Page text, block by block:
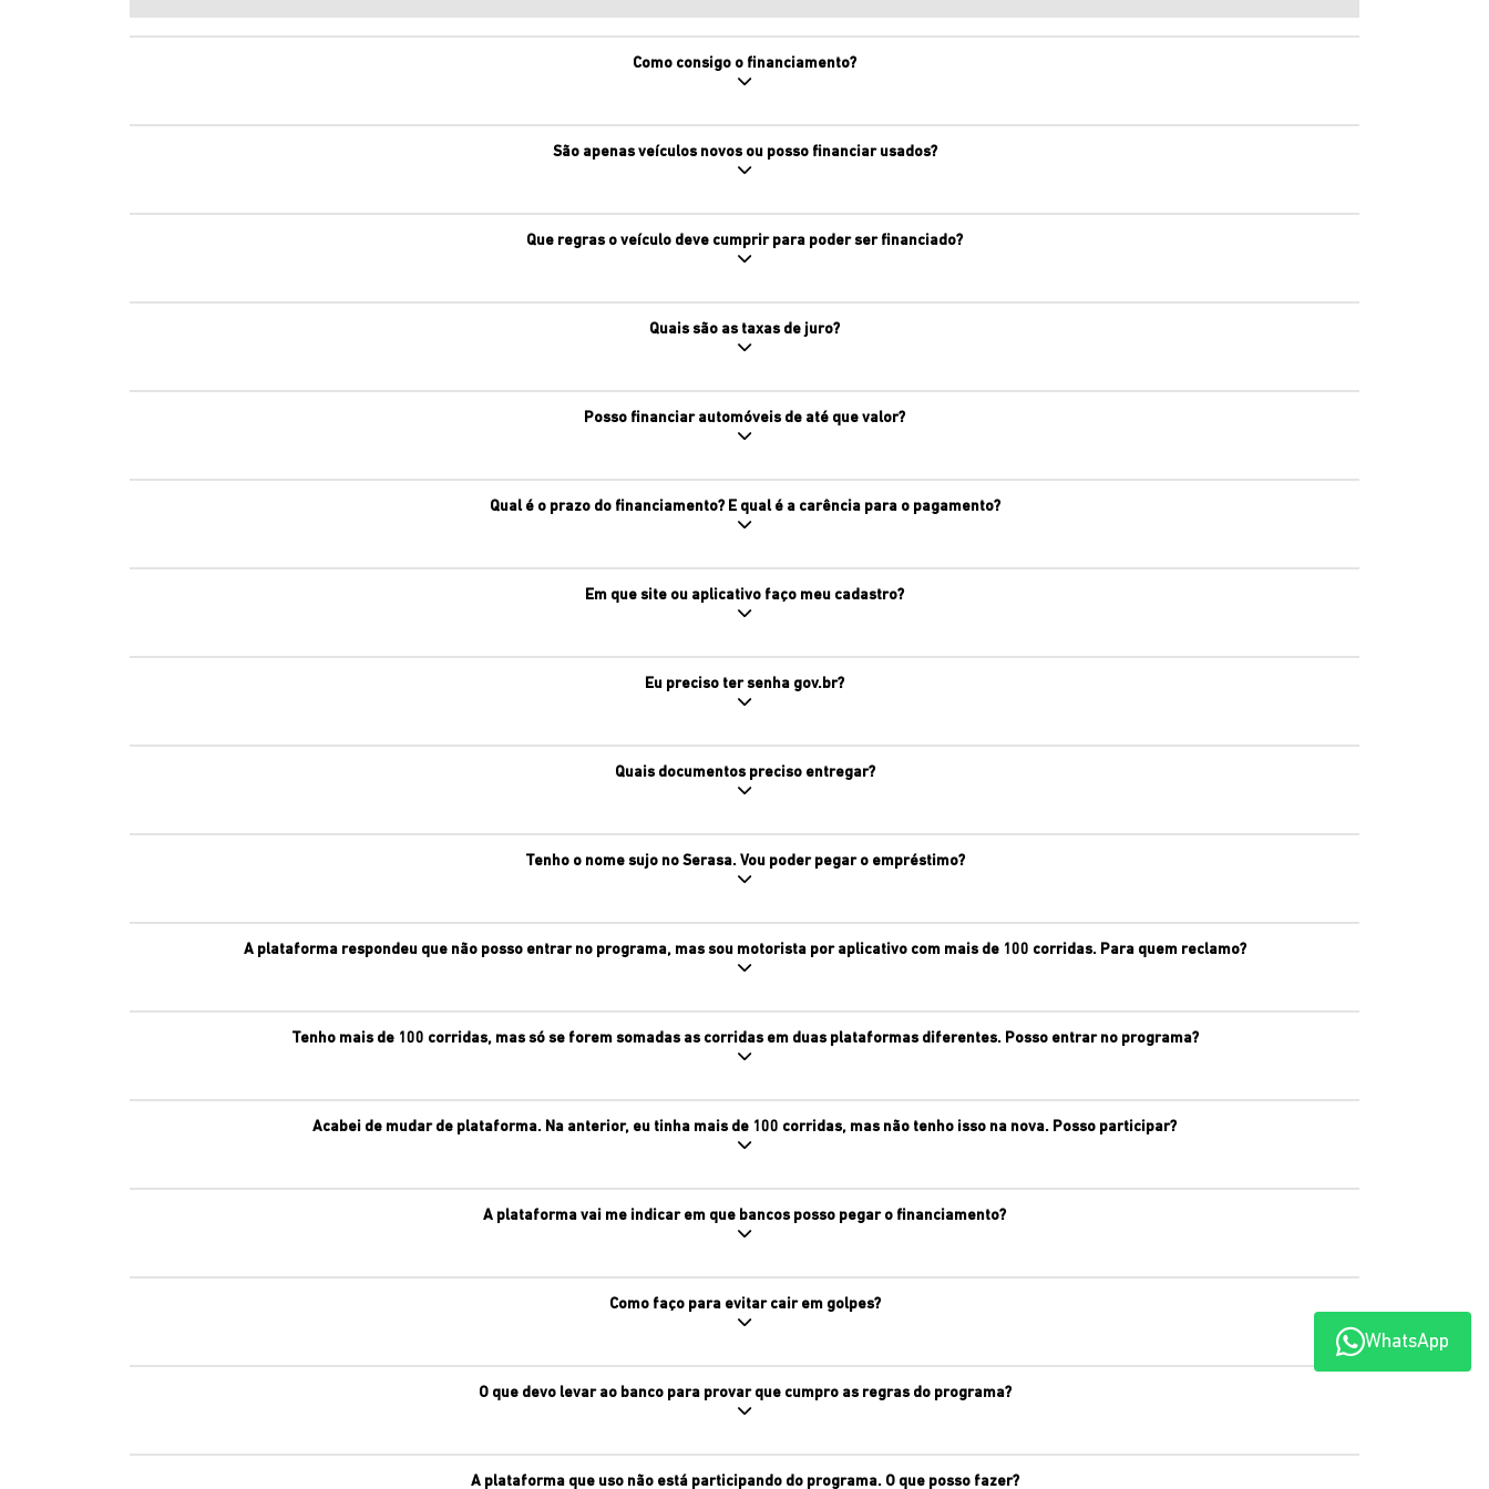
Como consigo o financiamento?
São apenas veículos novos ou posso financiar usados?
Que regras o veículo deve cumprir para poder ser financiado?
Quais são as taxas de juro?
Posso financiar automóveis de até que valor?
Qual é o prazo do financiamento? E qual é a carência para o pagamento?
Em que site ou aplicativo faço meu cadastro?
Eu preciso ter senha gov.br?
Quais documentos preciso entregar?
Tenho o nome sujo no Serasa. Vou poder pegar o empréstimo?
A plataforma respondeu que não posso entrar no programa, mas sou motorista por aplicativo com mais de 100 corridas. Para quem reclamo?
Tenho mais de 100 corridas, mas só se forem somadas as corridas em duas plataformas diferentes. Posso entrar no programa?
Acabei de mudar de plataforma. Na anterior, eu tinha mais de 100 corridas, mas não tenho isso na nova. Posso participar?
A plataforma vai me indicar em que bancos posso pegar o financiamento?
Como faço para evitar cair em golpes?
O que devo levar ao banco para provar que cumpro as regras do programa?
A plataforma que uso não está participando do programa. O que posso fazer?
WhatsApp